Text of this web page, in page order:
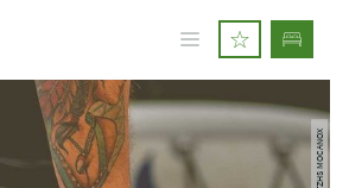
© TZHS MOCANOX